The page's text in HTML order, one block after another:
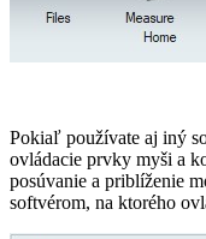
Pokiaľ používate aj iný
ovládacie prvky myši a
posúvanie a priblíženie
softvérom, na ktorého